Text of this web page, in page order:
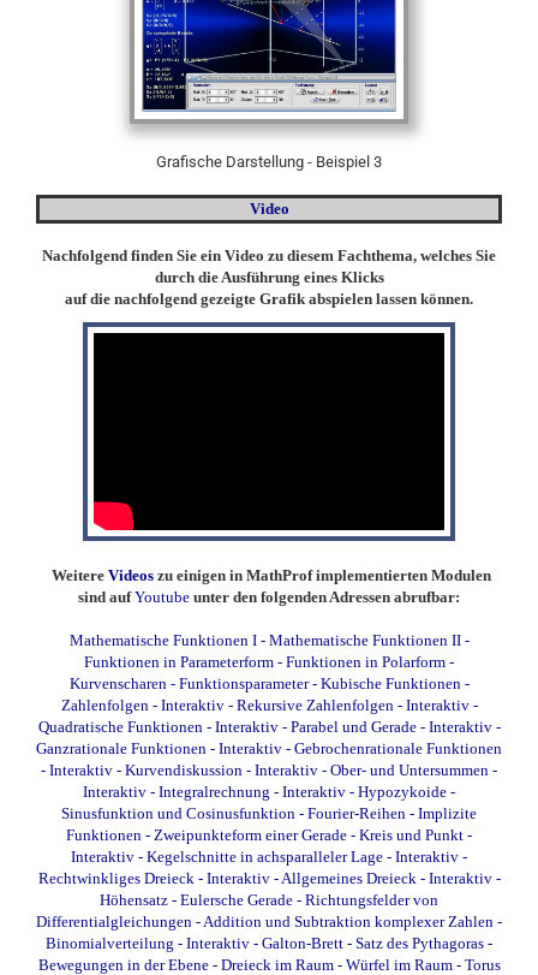
Grafische Darstellung - Beispiel 3
Video
Nachfolgend finden Sie ein Video zu diesem Fachthema, welches Sie
durch die Ausführung eines Klicks
auf die nachfolgend gezeigte Grafik abspielen lassen können.
Weitere Videos zu einigen in MathProf implementierten Modulen
sind aufYoutube unter den folgenden Adressen abrufbar:
Mathematische Funktionen I- Mathematische Funktionen II-
Funktionen in Parameterform - Funktionen in Polarform -
Kurvenscharen - Funktionsparameter- Kubische Funktionen -
Zahlenfolgen - Interaktiv- Rekursive Zahlenfolgen - Interaktiv-
Quadratische Funktionen - Interaktiv- Parabel und Gerade - Interaktiv-
Ganzrationale Funktionen - Interaktiv - Gebrochenrationale Funktionen
- Interaktiv - Kurvendiskussion - Interaktiv - Ober- und Untersummen -
Interaktiv - Integralrechnung - Interaktiv - Hypozykoide -
Sinusfunktion und Cosinusfunktion - Fourier-Reihen - Implizite
Funktionen - Zweipunkteform einer Gerade - Kreis und Punkt -
Interaktiv - Kegelschnitte in achsparalleler Lage - Interaktiv -
Rechtwinkliges Dreieck - Interaktiv- Allgemeines Dreieck - Interaktiv-
Höhensatz - Eulersche Gerade - Richtungsfelder von
Differentialgleichungen - Addition und Subtraktion komplexer Zahlen -
Binomialverteilung - Interaktiv - Galton-Brett - Satz des Pythagoras -
Bewegungen in der Ebene- Dreieck im Raum- Würfel im Raum- Torus